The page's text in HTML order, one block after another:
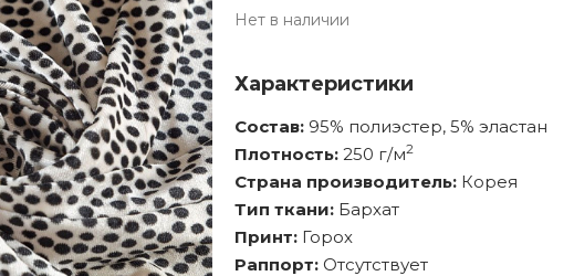
Нет в наличии
Характеристики
Состав: 95% полиэстер, 5% эластан
Плотность: 250 г/м2
Страна производитель: Корея
Тип ткани: Бархат
Принт: Горох
Раппорт: Отсутствует